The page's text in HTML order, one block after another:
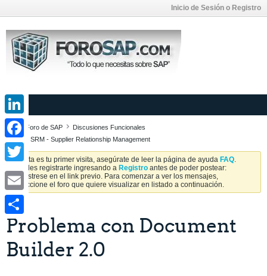
Inicio de Sesión o Registro
Foro de SAP
Discusiones Funcionales
SAP SRM - Supplier Relationship Management
Si esta es tu primer visita, asegúrate de leer la página de ayuda FAQ.
Puedes registrarte ingresando a Registro antes de poder postear:
Regístrese en el link previo. Para comenzar a ver los mensajes,
seleccione el foro que quiere visualizar en listado a continuación.
Problema con Document
Builder 2.0
LinkedIn
Facebook
Twitter
Email
Share